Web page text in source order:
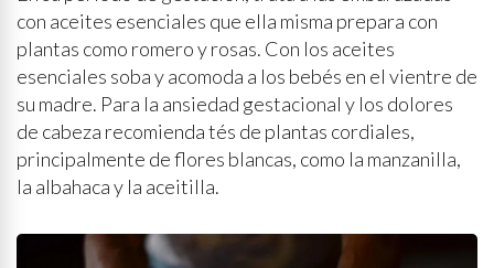
con aceites esenciales que ella misma prepara con
plantas como romero y rosas. Con los aceites
esenciales soba y acomoda a los bebés en el vientre de
su madre. Para la ansiedad gestacional y los dolores
de cabeza recomienda tés de plantas cordiales,
principalmente de flores blancas, como la manzanilla,
la albahaca y la aceitilla.